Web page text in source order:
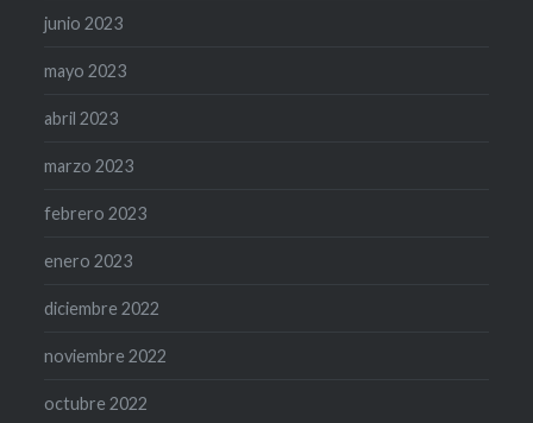
junio 2023
mayo 2023
abril 2023
marzo 2023
febrero 2023
enero 2023
diciembre 2022
noviembre 2022
octubre 2022